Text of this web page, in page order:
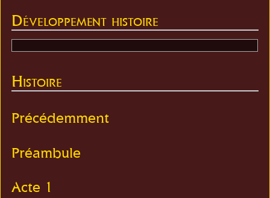
Développement histoire
Histoire
Précédemment
Préambule
Acte 1